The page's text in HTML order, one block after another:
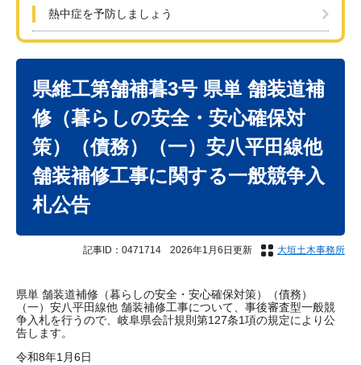
熱中症を予防しましょう
県維工第舗補暮3号 県単 舗装道補
修（暮らしの安全・安心確保対
策）（債務）（一）安八平田線他
舗装補修工事に関する一般競争入
札公告
記事ID：0471714 2026年1月6日更新 大垣土木事務所
県単 舗装道補修（暮らしの安全・安心確保対策）（債務）
（一）安八平田線他 舗装補修工事について、事後審査型一般競
争入札を行うので、岐阜県会計規則第127条1項の規定により公
告します。
令和8年1月6日